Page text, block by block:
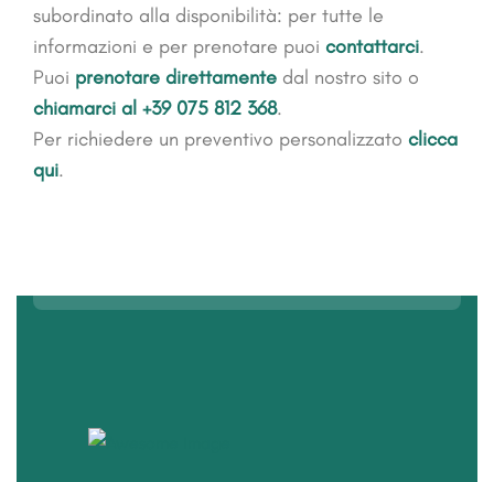
subordinato alla disponibilità: per tutte le
informazioni e per prenotare puoi contattarci.
Puoi prenotare direttamente dal nostro sito o
chiamarci al +39 075 812 368.
Per richiedere un preventivo personalizzato clicca
qui.